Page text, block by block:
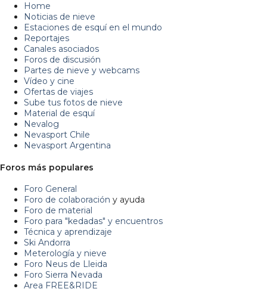
Home
Noticias de nieve
Estaciones de esquí en el mundo
Reportajes
Canales asociados
Foros de discusión
Partes de nieve y webcams
Vídeo y cine
Ofertas de viajes
Sube tus fotos de nieve
Material de esquí
Nevalog
Nevasport Chile
Nevasport Argentina
Foros más populares
Foro General
Foro de colaboración y ayuda
Foro de material
Foro para "kedadas" y encuentros
Técnica y aprendizaje
Ski Andorra
Meterología y nieve
Foro Neus de Lleida
Foro Sierra Nevada
Area FREE&RIDE